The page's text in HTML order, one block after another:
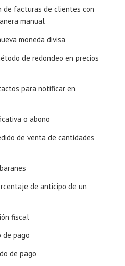
de facturas de clientes con
manual
moneda divisa
de redondeo en precios
para notificar en
o abono
de venta de cantidades
de anticipo de un
fiscal
de pago
de pago